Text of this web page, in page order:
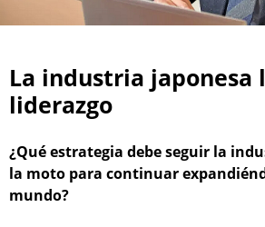
La industria japonesa
liderazgo
¿Qué estrategia debe seguir la
la moto para continuar
mundo?